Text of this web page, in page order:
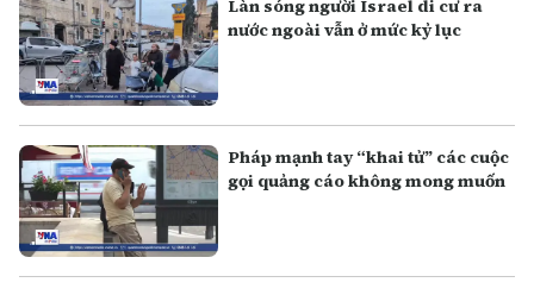
Làn sóng người Israel di cư ra
nước ngoài vẫn ở mức kỷ lục
Pháp mạnh tay “khai tử” các cuộc
gọi quảng cáo không mong muốn